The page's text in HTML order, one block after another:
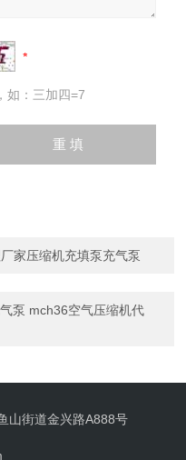
如：三加四=7
家压缩机充填泵充气泵
泵 mch36空气压缩机代
山街道金兴路A888号